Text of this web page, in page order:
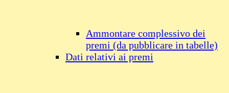
Ammontare complessivo dei
premi (da pubblicare in tabelle)
Dati relativi ai premi